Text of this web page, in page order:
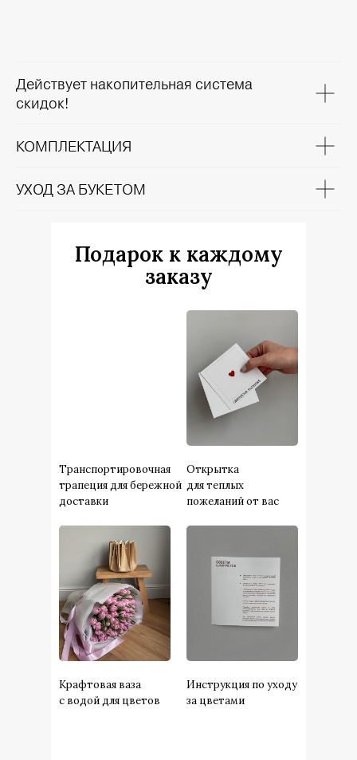
Действует накопительная система
скидок!
КОМПЛЕКТАЦИЯ
УХОД ЗА БУКЕТОМ
Транспортировочная
трапеция для бережной
доставки
Открытка
для теплых
пожеланий от вас
Крафтовая ваза
с водой для цветов
Инструкция по уходу
за цветами
Подарок к каждому
заказу